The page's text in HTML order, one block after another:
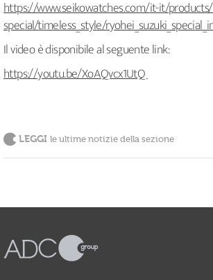
https://www.seikowatches.com/it-it/
special/timeless_style/ryohei_
Il video è disponibile al seguente link:
https://youtu.be/XoAQvcx1UtQ
LEGGI le ultime notizie della sezione